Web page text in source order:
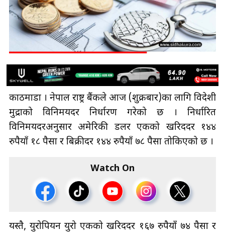
काठमाडौँ । नेपाल राष्ट्र बैंकले आज (शुक्रबार)का लागि विदेशी
मुद्राको विनिमयदर निर्धारण गरेको छ । निर्धारित
विनिमयदरअनुसार अमेरिकी डलर एकको खरिददर १४४
रुपैयाँ १८ पैसा र बिक्रीदर १४४ रुपैयाँ ७८ पैसा तोकिएको छ ।
Watch On
यस्तै, युरोपियन युरो एकको खरिददर १६७ रुपैयाँ ७४ पैसा र